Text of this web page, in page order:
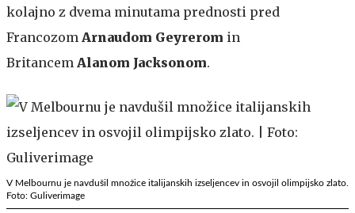
kolajno z dvema minutama prednosti pred
Francozom Arnaudom Geyrerom in
Britancem Alanom Jacksonom.
V Melbournu je navdušil množice italijanskih izseljencev in osvojil olimpijsko zlato.
Foto: Guliverimage